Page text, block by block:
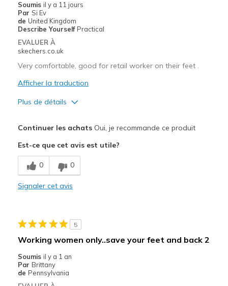
Soumis il y a 11 jours
Par Si Ev
de United Kingdom
Describe Yourself Practical
EVALUER À
skechers.co.uk
Very comfortable, good for retail worker on their feet .
Afficher la traduction
Plus de détails
Breathe Well
Comfortable
Le contre
Les meilleures utilisations
Continuer les achatsOui, je recommande ce produit
Est-ce que cet avis est utile?
0 0
Signaler cet avis
5
Working women only..save your feet and back 2
Soumis il y a 1 an
Par Brittany
de Pennsylvania